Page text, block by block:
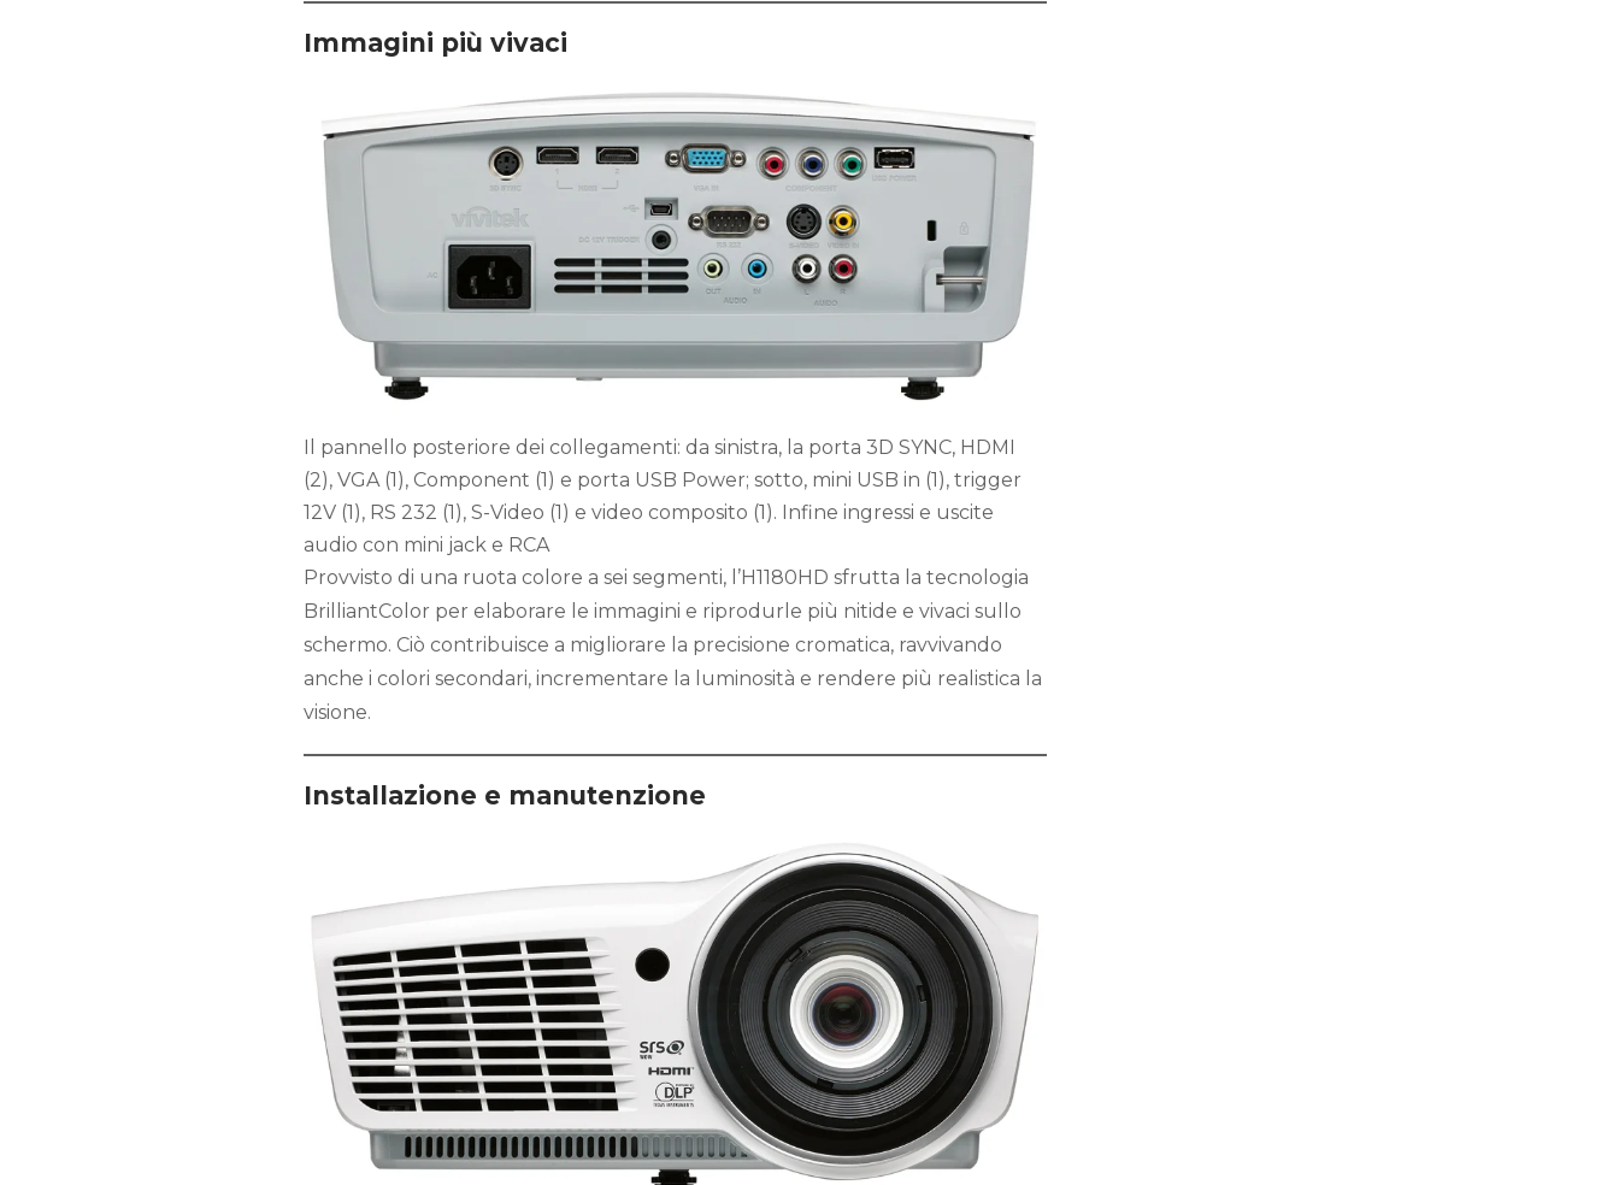
Immagini più vivaci
Il pannello posteriore dei collegamenti: da sinistra, la porta 3D SYNC, HDMI
(2), VGA (1), Component (1) e porta USB Power; sotto, mini USB in (1), trigger
12V (1), RS 232 (1), S-Video (1) e video composito (1). Infine ingressi e uscite
audio con mini jack e RCA
Provvisto di una ruota colore a sei segmenti, l’H1180HD sfrutta la tecnologia
BrilliantColor per elaborare le immagini e riprodurle più nitide e vivaci sullo
schermo. Ciò contribuisce a migliorare la precisione cromatica, ravvivando
anche i colori secondari, incrementare la luminosità e rendere più realistica la
visione.
Installazione e manutenzione